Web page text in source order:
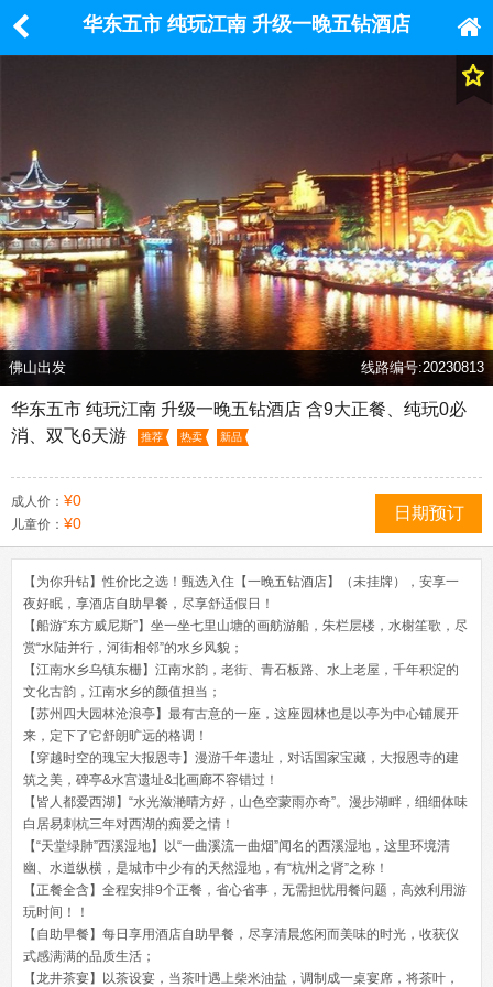
华东五市 纯玩江南 升级一晚五钻酒店
佛山出发 线路编号:20230813
华东五市 纯玩江南 升级一晚五钻酒店 含9大正餐、纯玩0必
消、双飞6天游
推荐 热卖 新品
成人价： ¥0
儿童价： ¥0
日期预订
【为你升钻】性价比之选！甄选入住【一晚五钻酒店】（未挂牌），安享一
夜好眠，享酒店自助早餐，尽享舒适假日！
【船游“东方威尼斯”】坐一坐七里山塘的画舫游船，朱栏层楼，水榭笙歌，尽
赏“水陆并行，河街相邻”的水乡风貌；
【江南水乡乌镇东栅】江南水韵，老街、青石板路、水上老屋，千年积淀的
文化古韵，江南水乡的颜值担当；
【苏州四大园林沧浪亭】最有古意的一座，这座园林也是以亭为中心铺展开
来，定下了它舒朗旷远的格调！
【穿越时空的瑰宝大报恩寺】漫游千年遗址，对话国家宝藏，大报恩寺的建
筑之美，碑亭&水宫遗址&北画廊不容错过！
【皆人都爱西湖】“水光潋滟晴方好，山色空蒙雨亦奇”。漫步湖畔，细细体味
白居易刺杭三年对西湖的痴爱之情！
【“天堂绿肺”西溪湿地】以“一曲溪流一曲烟”闻名的西溪湿地，这里环境清
幽、水道纵横，是城市中少有的天然湿地，有“杭州之肾”之称！
【正餐全含】全程安排9个正餐，省心省事，无需担忧用餐问题，高效利用游
玩时间！！
【自助早餐】每日享用酒店自助早餐，尽享清晨悠闲而美味的时光，收获仪
式感满满的品质生活；
【龙井茶宴】以茶设宴，当茶叶遇上柴米油盐，调制成一桌宴席，将茶叶，